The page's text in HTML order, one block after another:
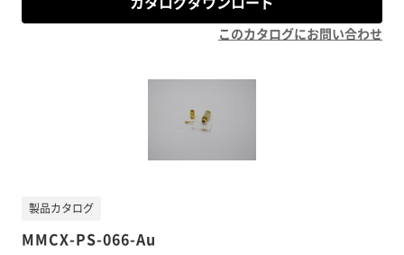
このカタログにお問い合わせ
MMCX-PS-066-Au
製品カタログ